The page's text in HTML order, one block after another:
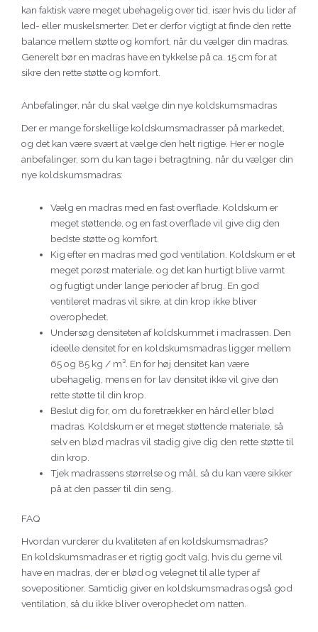
kan faktisk være meget ubehagelig over tid, især hvis du lider af
led- eller muskelsmerter. Det er derfor vigtigt at finde den rette
balance mellem støtte og komfort, når du vælger din madras.
Generelt bør en madras have en tykkelse på ca. 15 cm for at
sikre den rette støtte og komfort.
Anbefalinger, når du skal vælge din nye koldskumsmadras
Der er mange forskellige koldskumsmadrasser på markedet,
og det kan være svært at vælge den helt rigtige. Her er nogle
anbefalinger, som du kan tage i betragtning, når du vælger din
nye koldskumsmadras:
Vælg en madras med en fast overflade. Koldskum er
meget støttende, og en fast overflade vil give dig den
bedste støtte og komfort.
Kig efter en madras med god ventilation. Koldskum er et
meget porøst materiale, og det kan hurtigt blive varmt
og fugtigt under lange perioder af brug. En god
ventileret madras vil sikre, at din krop ikke bliver
overophedet.
Undersøg densiteten af koldskummet i madrassen. Den
ideelle densitet for en koldskumsmadras ligger mellem
65 og 85 kg / m³. En for høj densitet kan være
ubehagelig, mens en for lav densitet ikke vil give den
rette støtte til din krop.
Beslut dig for, om du foretrækker en hård eller blød
madras. Koldskum er et meget støttende materiale, så
selv en blød madras vil stadig give dig den rette støtte til
din krop.
Tjek madrassens størrelse og mål, så du kan være sikker
på at den passer til din seng.
FAQ
Hvordan vurderer du kvaliteten af en koldskumsmadras?
En koldskumsmadras er et rigtig godt valg, hvis du gerne vil
have en madras, der er blød og velegnet til alle typer af
sovepositioner. Samtidig giver en koldskumsmadras også god
ventilation, så du ikke bliver overophedet om natten.